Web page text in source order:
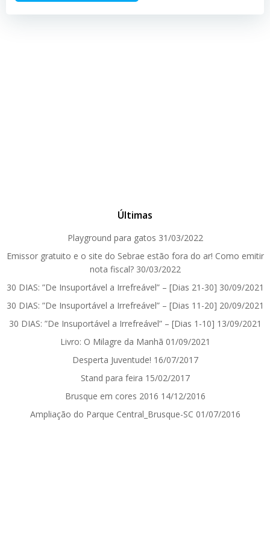
Últimas
Playground para gatos 31/03/2022
Emissor gratuito e o site do Sebrae estão fora do ar! Como emitir
nota fiscal? 30/03/2022
30 DIAS: ”De Insuportável a Irrefreável” – [Dias 21-30] 30/09/2021
30 DIAS: ”De Insuportável a Irrefreável” – [Dias 11-20] 20/09/2021
30 DIAS: ”De Insuportável a Irrefreável” – [Dias 1-10] 13/09/2021
Livro: O Milagre da Manhã 01/09/2021
Desperta Juventude! 16/07/2017
Stand para feira 15/02/2017
Brusque em cores 2016 14/12/2016
Ampliação do Parque Central_Brusque-SC 01/07/2016